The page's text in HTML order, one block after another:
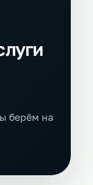
берём на